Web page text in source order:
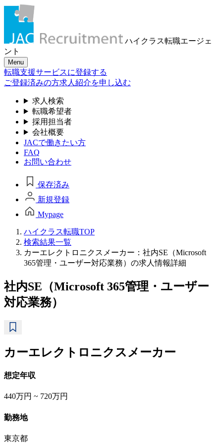
ハイクラス転職エージェ
ント
Menu
転職支援サービスに登録する
ご登録済みの方求人紹介を申し込む
求人検索
転職希望者
採用担当者
会社概要
JACで働きたい方
FAQ
お問い合わせ
保存済み
新規登録
Mypage
ハイクラス転職TOP
検索結果一覧
カーエレクトロニクスメーカー：社内SE（Microsoft
365管理・ユーザー対応業務）の求人情報詳細
社内SE（Microsoft 365管理・ユーザー
対応業務）
カーエレクトロニクスメーカー
想定年収
440万円 ~ 720万円
勤務地
東京都